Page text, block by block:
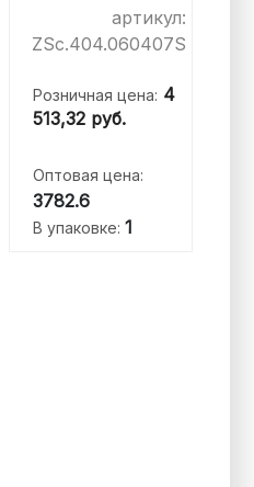
артикул:
ZSc.404.060407S
Розничная цена: 4
513,32 руб.
Оптовая цена:
3782.6
В упаковке: 1